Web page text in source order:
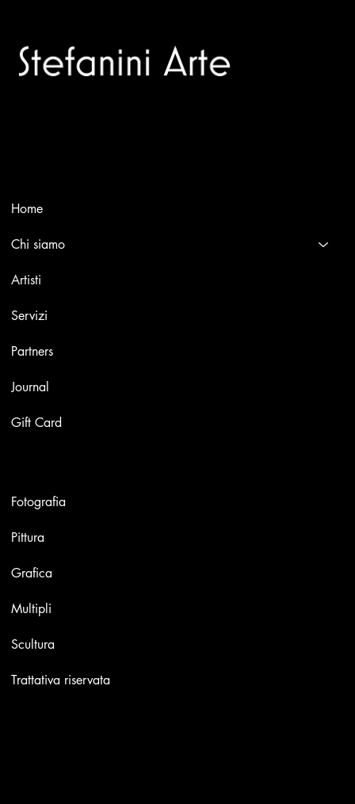
Home
Chi siamo
Artisti
Servizi
Partners
Journal
Gift Card
Fotografia
Pittura
Grafica
Multipli
Scultura
Trattativa riservata